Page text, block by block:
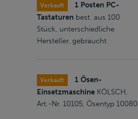
Verkauft
1 Posten PC-
Tastaturen best. aus 100
Stück, unterschiedliche
Hersteller, gebraucht
Verkauft
1 Ösen-
Einsetzmaschine KÖLSCH,
Art.-Nr. 10105, Ösentyp 10080